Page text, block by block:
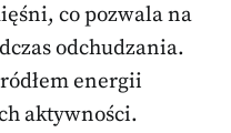
co pozwala na
odchudzania.
energii
aktywności.